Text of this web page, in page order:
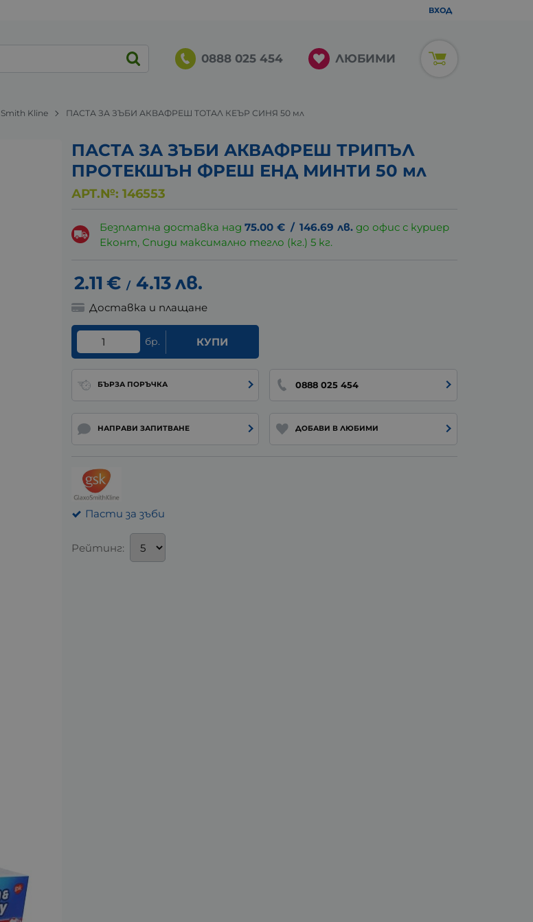
ВХОД
0888 025 454 ЛЮБИМИ
Kline ПАСТА ЗА ЗЪБИ АКВАФРЕШ ТОТАЛ КЕЪР СИНЯ 50 мл
ПАСТА ЗА ЗЪБИ АКВАФРЕШ ТРИПЪЛ
ПРОТЕКШЪН ФРЕШ ЕНД МИНТИ 50 мл
АРТ.№: 146553
Безплатна доставка над75.00 € / 146.69 лв. до офис с куриер
Еконт, Спиди максимално тегло (кг.) 5 кг.
2.11 € / 4.13лв.
Доставка и плащане
бр. КУПИ
БЪРЗА ПОРЪЧКА 0888 025 454
НАПРАВИ ЗАПИТВАНЕ ДОБАВИ В ЛЮБИМИ
Пасти за зъби
Рейтинг: